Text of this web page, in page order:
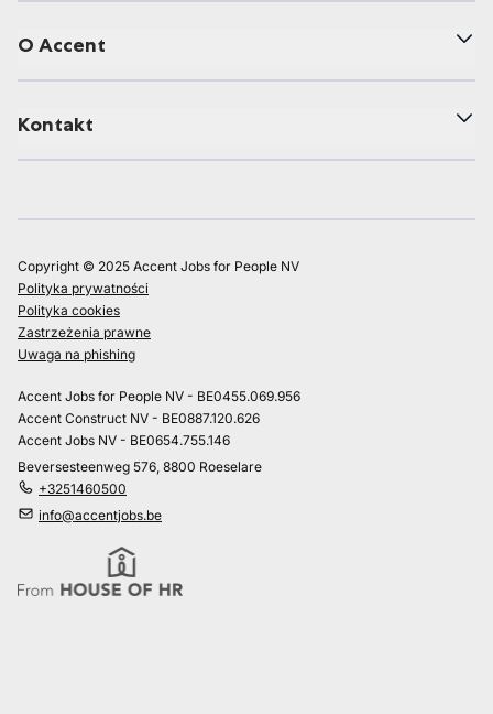
O Accent
Kontakt
Copyright © 2025 Accent Jobs for People NV
Polityka prywatności
Polityka cookies
Zastrzeżenia prawne
Uwaga na phishing
Accent Jobs for People NV - BE0455.069.956
Accent Construct NV - BE0887.120.626
Accent Jobs NV - BE0654.755.146
Beversesteenweg 576, 8800 Roeselare
+3251460500
info@accentjobs.be